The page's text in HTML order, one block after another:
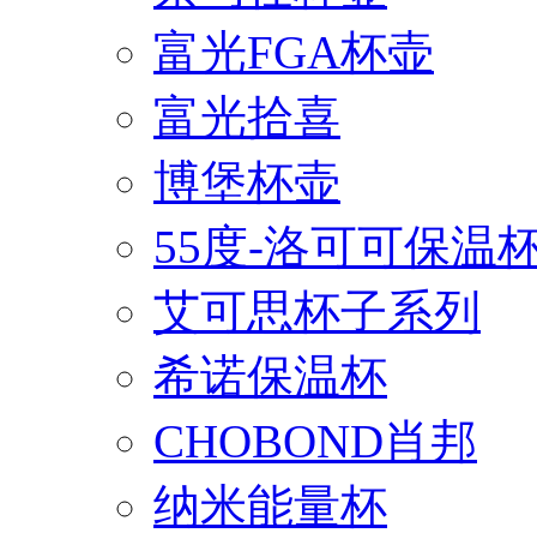
富光FGA杯壶
富光拾喜
博堡杯壶
55度-洛可可保温
艾可思杯子系列
希诺保温杯
CHOBOND肖邦
纳米能量杯